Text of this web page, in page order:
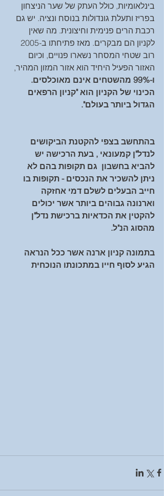
בינלאומיות, כולל העתק של שער הניצחון
בפריז ותעלת גונדולות בנוסח ונציה. יש גם
רכבת הרים פנימית וחיצונית. מה שאין
רוב שטחי המסחר נשארו פנויים, וכיום
האזור הפעיל היחיד הוא אזור המזון המהיר,
ו-99% מהשטחים אינם מאוכלסים.
הכינוי של הקניון הוא "קניון הרפאים
הגדול ביותר בעולם".
בהתחשב בצפי להקטנת הביקושים
לנדל"ן קמעונאי , בעת הרכישה יש
להביא בחשבון  גם תקופות בהם לא
ניתן להשכיר את הנכסים - תקופות בו
חייב הבעלים לשלם דמי אחזקה
וארנונה גבוהים ביותר אשר יכולים
להקטין את הכדאיות ברכישת נדל"ן
מהסוג הנ"ל.
בתמונה קניון ארנה אשר ככל הנראה
הגיע לסוף חייו במתכונתו הנוכחית